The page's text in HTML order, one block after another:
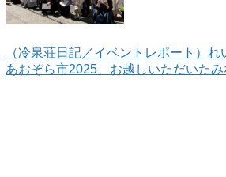
（冷泉荘日記／イベントレポート）
あおぞら市2025、お越しいただいた